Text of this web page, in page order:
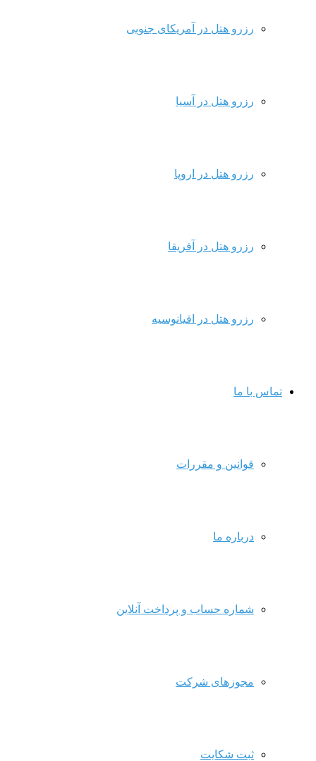
رزرو هتل در آمریکای جنوبی
رزرو هتل در آسیا
رزرو هتل در اروپا
رزرو هتل در آفریقا
رزرو هتل در اقیانوسیه
تماس با ما
قوانین و مقررات
درباره ما
شماره حساب و پرداخت آنلاین
مجوزهای شرکت
ثبت شکایت